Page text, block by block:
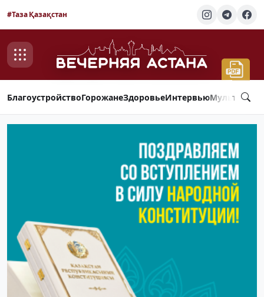
#Таза Қазақстан
БлагоустройствоГорожанеЗдоровьеИнтервью